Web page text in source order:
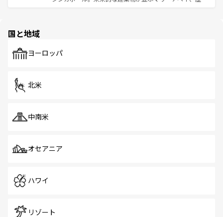
で、ホーカーズは地元の風情を楽しめる外せないスポット
国と地域
ヨーロッパ
北米
中南米
オセアニア
ハワイ
リゾート